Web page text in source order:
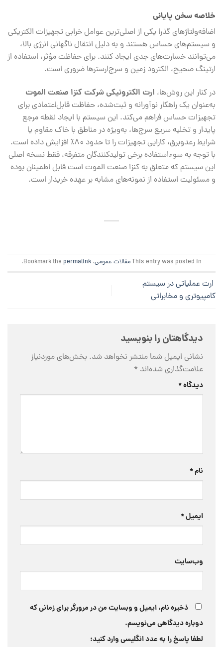
خلاصه سخن پایانی
اضافه‌ولتاژهای گذرا یکی از اصلی‌ترین عوامل خرابی تجهیزات الکتریکی
و سیستم‌های حساس هستند و به دلیل انتقال ناگهانی انرژی بالا،
می‌توانند خسارت‌های جدی ایجاد کنند. برای حفاظت مؤثر، استفاده از
ارتینگ صحیح، الکترود زمین و سرج‌ارسترها ضروری است.
در کنار این روش‌ها، ارت الکترونیکی شرکت کنزا صنعت الموت
به‌عنوان یک راهکار نوآورانه و ثبت‌شده، حفاظت قابل‌اعتمادی برای
تجهیزات حساس فراهم می‌کند. این سیستم با ایجاد نقطه مرجع
پایدار و تخلیه سریع سرج‌ها، به‌ویژه در مناطق با خاک مقاوم یا
شرایط رعدوبرق، کارایی تجهیزات را تا حدود ۸۰٪ افزایش داده است.
با توجه به سوءاستفاده برخی تولیدکنندگان متفرقه، فقط نسخه اصلی
این سیستم که متعلق به کنزا صنعت الموت است قابل اطمینان بوده
و مسئولیت استفاده از نمونه‌های مشابه بر عهده خریدار است.
This entry was posted inمقالات عمومی. Bookmark the
permalink
.
ارت عملیاتی در سیستم
کامپیوتری و مخابراتی
دیدگاهتان را بنویسید
نشانی ایمیل شما منتشر نخواهد شد. بخش‌های موردنیاز
علامت‌گذاری شده‌اند *
دیدگاه*
نام*
ایمیل*
وب‌سایت
ذخیره نام، ایمیل و وبسایت من در مرورگر برای زمانی که
دوباره دیدگاهی می‌نویسم.
لطفا پاسخ را به عدد انگلیسی وارد کنید: